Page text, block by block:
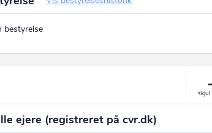
bestyrelse
ejere (registreret på cvr.dk)